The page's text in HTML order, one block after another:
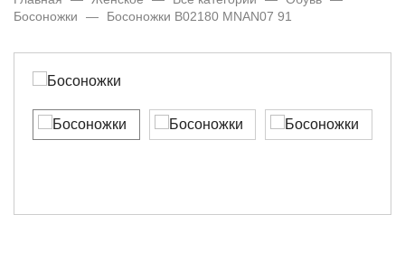
Босоножки
— Босоножки B02180 MNAN07 91